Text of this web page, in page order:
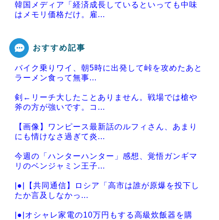
韓国メディア「経済成長しているといっても中味
はメモリ価格だけ。雇...
Powered by livedoor 相互RSS
おすすめ記事
バイク乗りワイ、朝5時に出発して峠を攻めたあと
ラーメン食って無事...
剣←リーチ大したことありません。戦場では槍や
斧の方が強いです。コ...
【画像】ワンピース最新話のルフィさん、あまり
にも情けなさ過ぎて炎...
今週の「ハンターハンター」感想、覚悟ガンギマ
リのベンジャミン王子...
|●|【共同通信】ロシア「高市は誰が原爆を投下し
たか言及しなかっ...
|●|オシャレ家電の10万円もする高級炊飯器を購